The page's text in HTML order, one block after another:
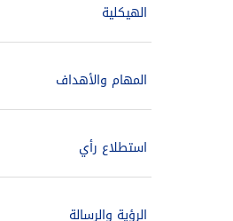
الهيكلية
المهام والأهداف
استطلاع رأي
الرؤية والرسالة